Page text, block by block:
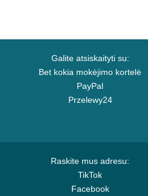
Galite atsiskaityti su:
Bet kokia mokėjimo kortelė
PayPal
Przelewy24
Raskite mus adresu:
TikTok
Facebook